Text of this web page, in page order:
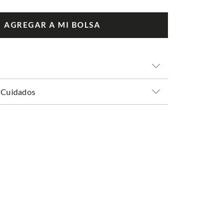
AGREGAR A MI BOLSA